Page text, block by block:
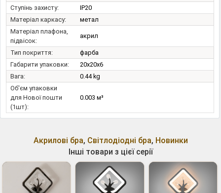
Ступінь захисту:
IP20
Матеріал каркасу:
метал
Матеріал плафона,
підвісок:
акрил
Тип покриття:
фарба
Габарити упаковки:
20x20x6
Вага:
0.44 kg
Об'єм упаковки
для Нової пошти
(1шт):
0.003 м³
Акрилові бра, Світлодіодні бра, Новинки
Інші товари з цієї серії